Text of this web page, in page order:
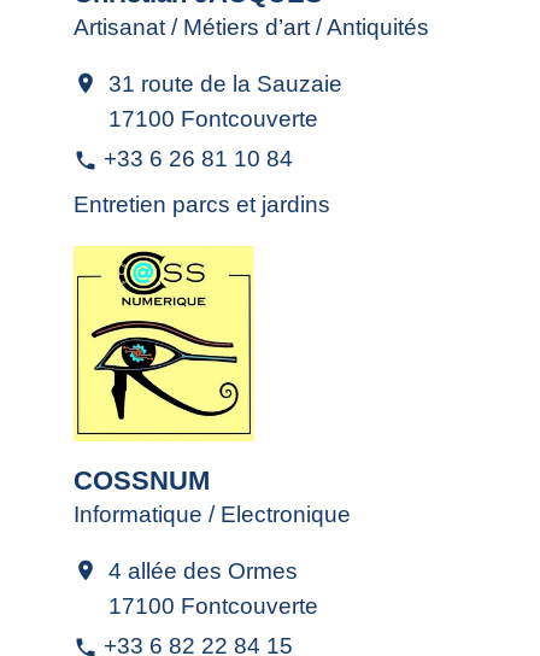
Artisanat / Métiers d’art / Antiquités
location_on
31 route de la Sauzaie
17100 Fontcouverte
phone +33 6 26 81 10 84
Entretien parcs et jardins
COSSNUM
Informatique / Electronique
location_on
4 allée des Ormes
17100 Fontcouverte
phone +33 6 82 22 84 15